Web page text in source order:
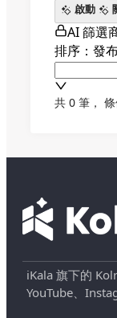
啟動
AI 篩選
排序：發
共 0 筆 ， 條
iKala 旗下的
YouTube、